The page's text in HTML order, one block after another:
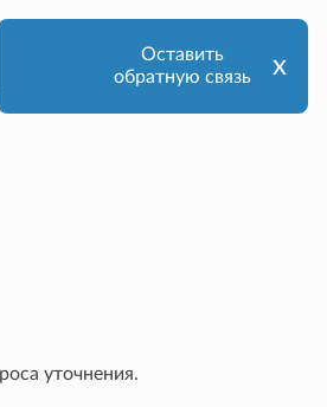
уточнения.
Оставить
обратную связь
х